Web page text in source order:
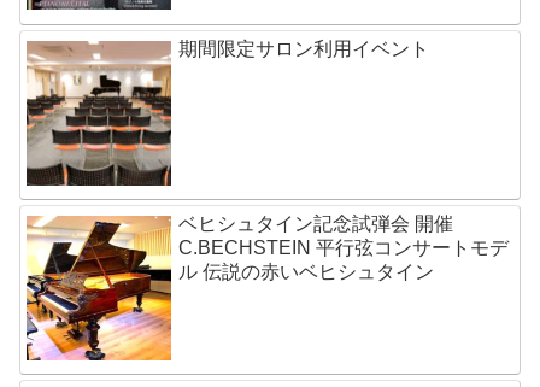
期間限定サロン利用イベント
ベヒシュタイン記念試弾会 開催
C.BECHSTEIN 平行弦コンサートモデ
ル 伝説の赤いベヒシュタイン